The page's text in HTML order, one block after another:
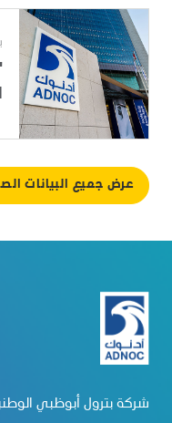
عرض جميع البيانات
شركة بترول أبوظبي